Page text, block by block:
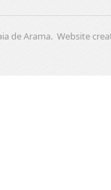
de Arama. Website